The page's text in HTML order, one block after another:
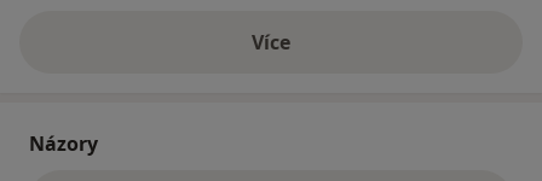
Víceo adrese
Názory